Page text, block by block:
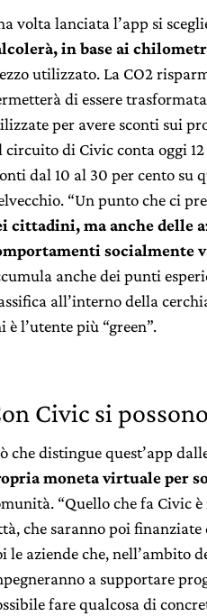
volta lanciata l’app si
in base ai
utilizzato. La CO2
di essere
per avere sconti sui
circuito di Civic conta oggi
dal 10 al 30 per cento
“Un punto che ci
cittadini, ma anche delle
socialmente
anche dei punti
all’interno della
è l’utente più “green”.
Civic si
che distingue quest’app
moneta virtuale per
“Quello che fa Civic
che saranno poi finanziate
le aziende che, nell’ambito
a supportare
fare qualcosa di